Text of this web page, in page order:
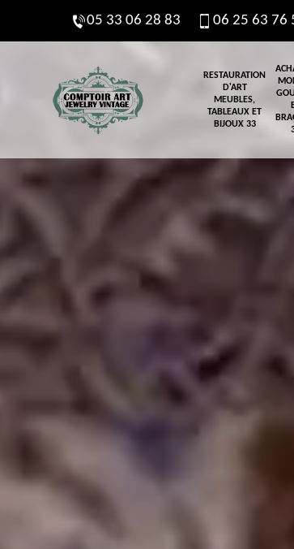
05 33 06 28 83 06 25 63 76
RESTAURATION
D'ART
MEUBLES,
TABLEAUX ET
BIJOUX 33